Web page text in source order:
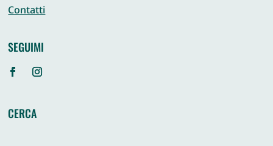
Contatti
SEGUIMI
CERCA